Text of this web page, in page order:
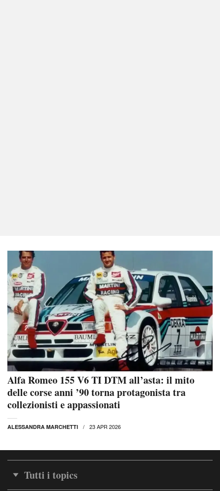
Alfa Romeo 155 V6 TI DTM all’asta: il mito
delle corse anni ’90 torna protagonista tra
collezionisti e appassionati
ALESSANDRA MARCHETTI 23 APR 2026
Tutti i topics